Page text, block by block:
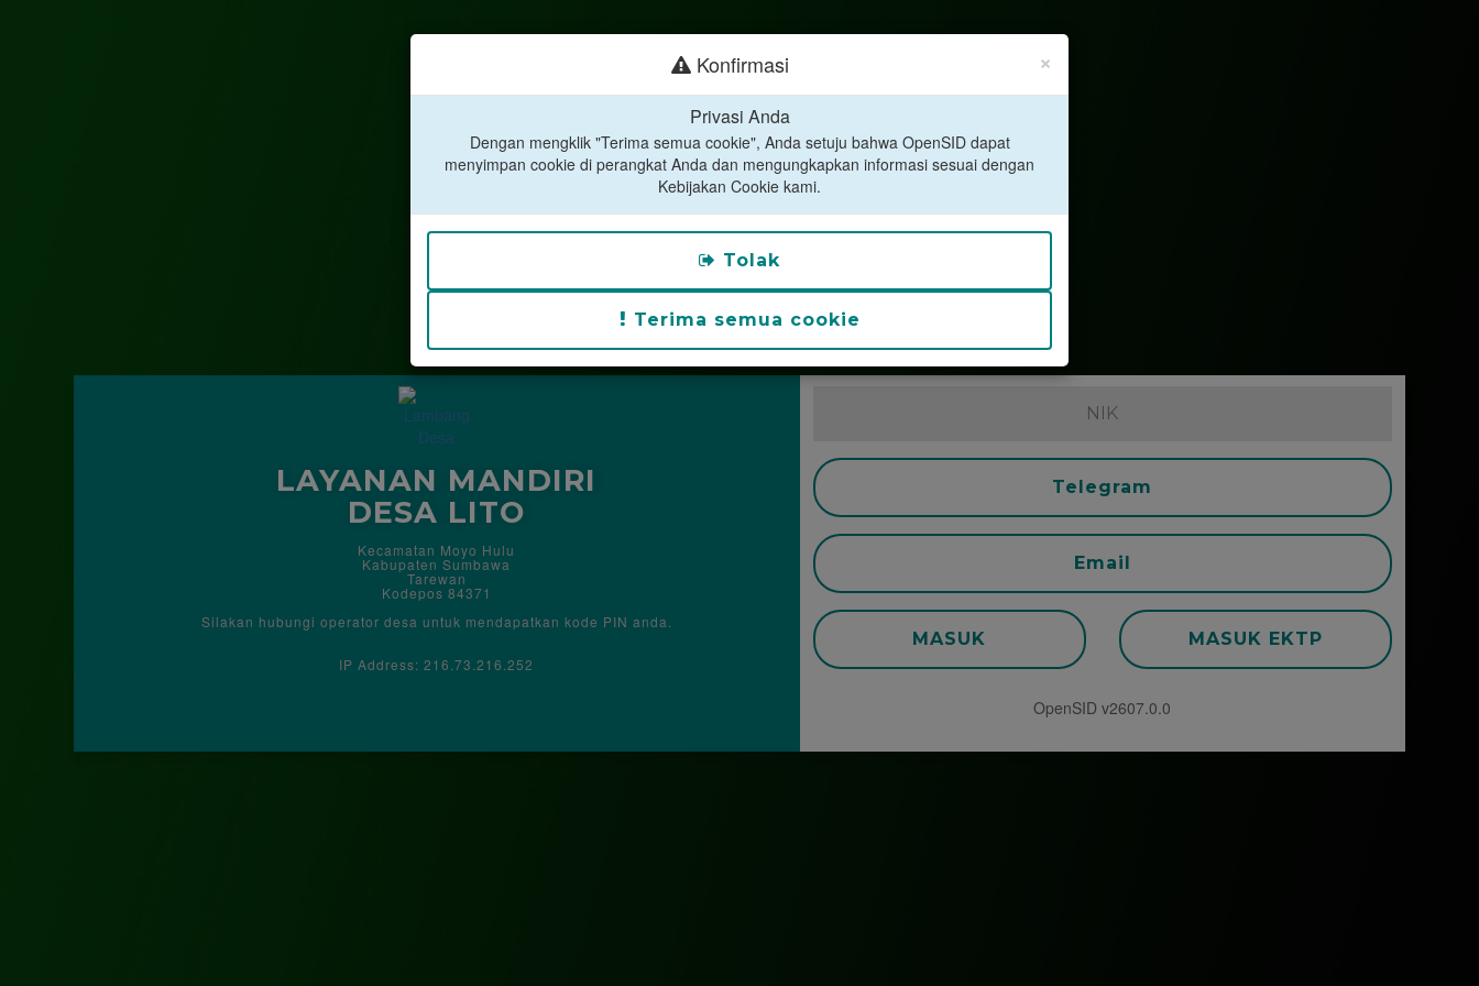
LAYANAN MANDIRI
DESA LITO
Kecamatan Moyo Hulu
Kabupaten Sumbawa
Tarewan
Kodepos 84371
Silakan hubungi operator desa untuk mendapatkan kode PIN anda.
IP Address: 216.73.216.252
Telegram
Email
MASUK MASUK EKTP
OpenSID v2607.0.0
×
Konfirmasi
Privasi Anda
Dengan mengklik "Terima semua cookie", Anda setuju bahwa OpenSID dapat
menyimpan cookie di perangkat Anda dan mengungkapkan informasi sesuai dengan
Kebijakan Cookie kami.
Tolak
Terima semua cookie